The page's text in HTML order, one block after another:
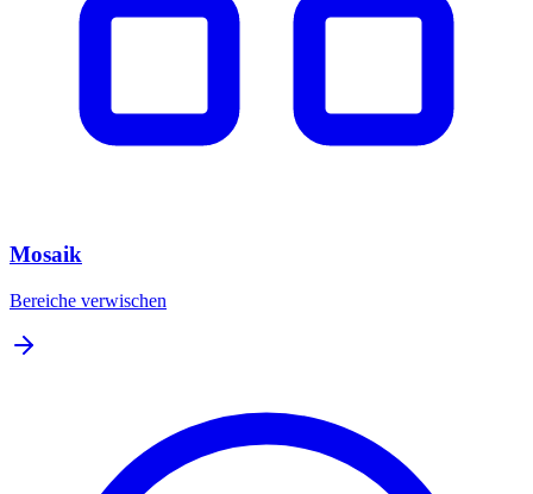
Mosaik
Bereiche verwischen